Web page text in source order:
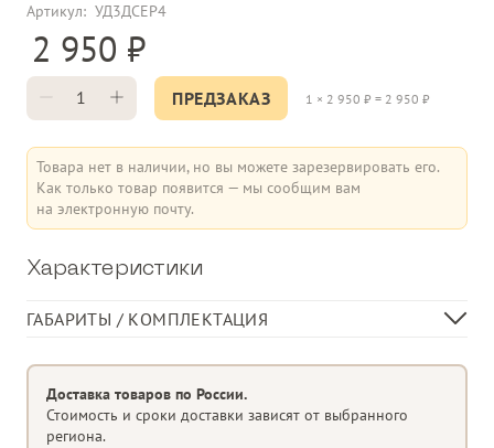
Артикул: УД3ДСЕР4
2 950
ПРЕДЗАКАЗ 1 × 2 950 ₽ = 2 950 ₽
Товара нет в наличии, но вы можете зарезервировать его.
Как только товар появится — мы сообщим вам
на электронную почту.
Характеристики
ГАБАРИТЫ / КОМПЛЕКТАЦИЯ
В 1 кв.м, пог. м
Доставка товаров по России.
Стоимость и сроки доставки зависят от выбранного
региона.